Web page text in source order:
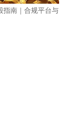
指南｜合规平台与